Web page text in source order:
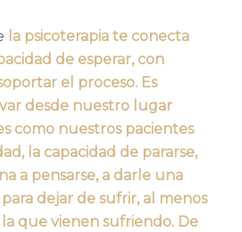
la psicoterapia te conecta
de esperar, con
el proceso. Es
desde nuestro lugar
como nuestros pacientes
la capacidad de pararse,
a pensarse, a darle una
dejar de sufrir, al menos
que vienen sufriendo. De